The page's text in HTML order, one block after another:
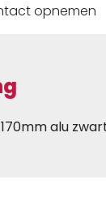
opnemen
alu